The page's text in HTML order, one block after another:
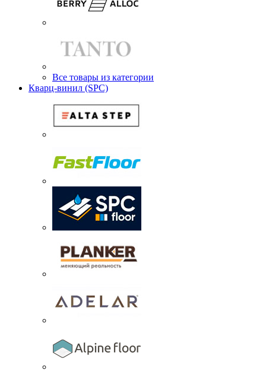
Все товары из категории
Кварц-винил (SPC)